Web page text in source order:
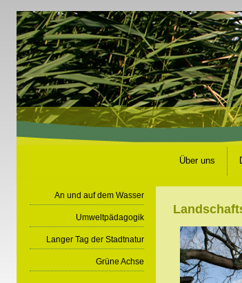
Über uns
An und auf dem Wasser
Umweltpädagogik
Langer Tag der Stadtnatur
Grüne Achse